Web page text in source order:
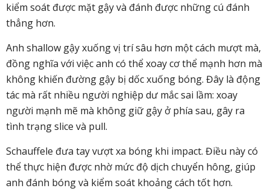
kiểm soát được mặt gậy và đánh được những cú đánh
thẳng hơn.
Anh shallow gậy xuống vị trí sâu hơn một cách mượt mà,
đồng nghĩa với việc anh có thể xoay cơ thể mạnh hơn mà
không khiến đường gậy bị dốc xuống bóng. Đây là động
tác mà rất nhiều người nghiệp dư mắc sai lầm: xoay
người mạnh mẽ mà không giữ gậy ở phía sau, gây ra
tình trạng slice và pull.
Schauffele đưa tay vượt xa bóng khi impact. Điều này có
thể thực hiện được nhờ mức độ dịch chuyển hông, giúp
anh đánh bóng và kiểm soát khoảng cách tốt hơn.